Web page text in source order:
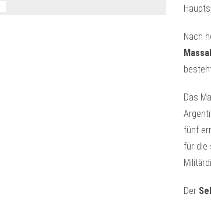
Nach
Das
fünf
für die
Der